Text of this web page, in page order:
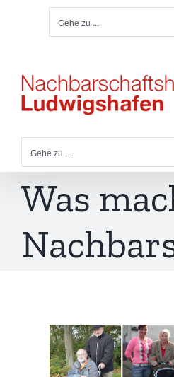
Gehe zu ...
Gehe zu ...
Was